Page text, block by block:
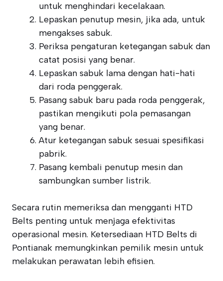
untuk menghindari kecelakaan.
Lepaskan penutup mesin, jika ada, untuk
mengakses sabuk.
Periksa pengaturan ketegangan sabuk dan
catat posisi yang benar.
Lepaskan sabuk lama dengan hati-hati
dari roda penggerak.
Pasang sabuk baru pada roda penggerak,
pastikan mengikuti pola pemasangan
yang benar.
Atur ketegangan sabuk sesuai spesifikasi
pabrik.
Pasang kembali penutup mesin dan
sambungkan sumber listrik.
Secara rutin memeriksa dan mengganti HTD
Belts penting untuk menjaga efektivitas
operasional mesin. Ketersediaan HTD Belts di
Pontianak memungkinkan pemilik mesin untuk
melakukan perawatan lebih efisien.